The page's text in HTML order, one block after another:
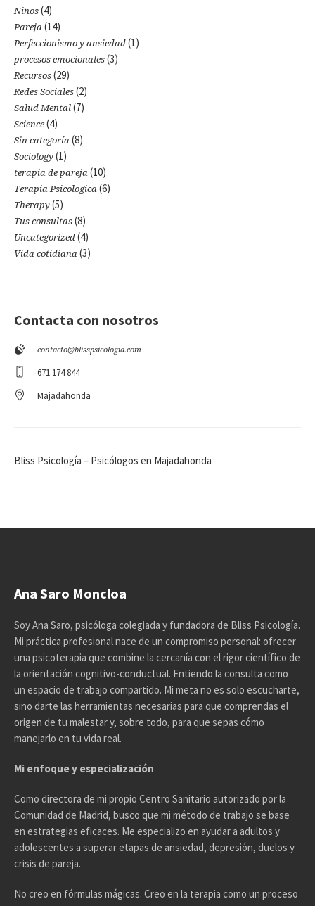
Niños (4)
Pareja (14)
Perfeccionismo y ansiedad (1)
procesos emocionales (3)
Recursos (29)
Redes Sociales (2)
Salud Mental (7)
Science (4)
Sin categoría (8)
Sociology (1)
terapia de pareja (10)
Terapia Psicologica (6)
Therapy (5)
Tus consultas (8)
Uncategorized (4)
Vida cotidiana (3)
Contacta con nosotros
contacto@blisspsicologia.com
671 174 844
Majadahonda
Bliss Psicología – Psicólogos en Majadahonda
Ana Saro Moncloa
Soy Ana Saro, psicóloga colegiada y fundadora de Bliss Psicología.
Mi práctica profesional nace de un compromiso personal: ofrecer
una psicoterapia que combine la cercanía con el rigor científico de
la orientación cognitivo-conductual. Entiendo la consulta como
un espacio de trabajo compartido. Mi meta no es solo escucharte,
sino darte las herramientas necesarias para que comprendas el
origen de tu malestar y, sobre todo, para que sepas cómo
manejarlo en tu vida real.
Mi enfoque y especialización
Como directora de mi propio Centro Sanitario autorizado por la
Comunidad de Madrid, busco que mi método de trabajo se base
en estrategias eficaces. Me especializo en ayudar a adultos y
adolescentes a superar etapas de ansiedad, depresión, duelos y
crisis de pareja.
No creo en fórmulas mágicas. Creo en la terapia como un proceso